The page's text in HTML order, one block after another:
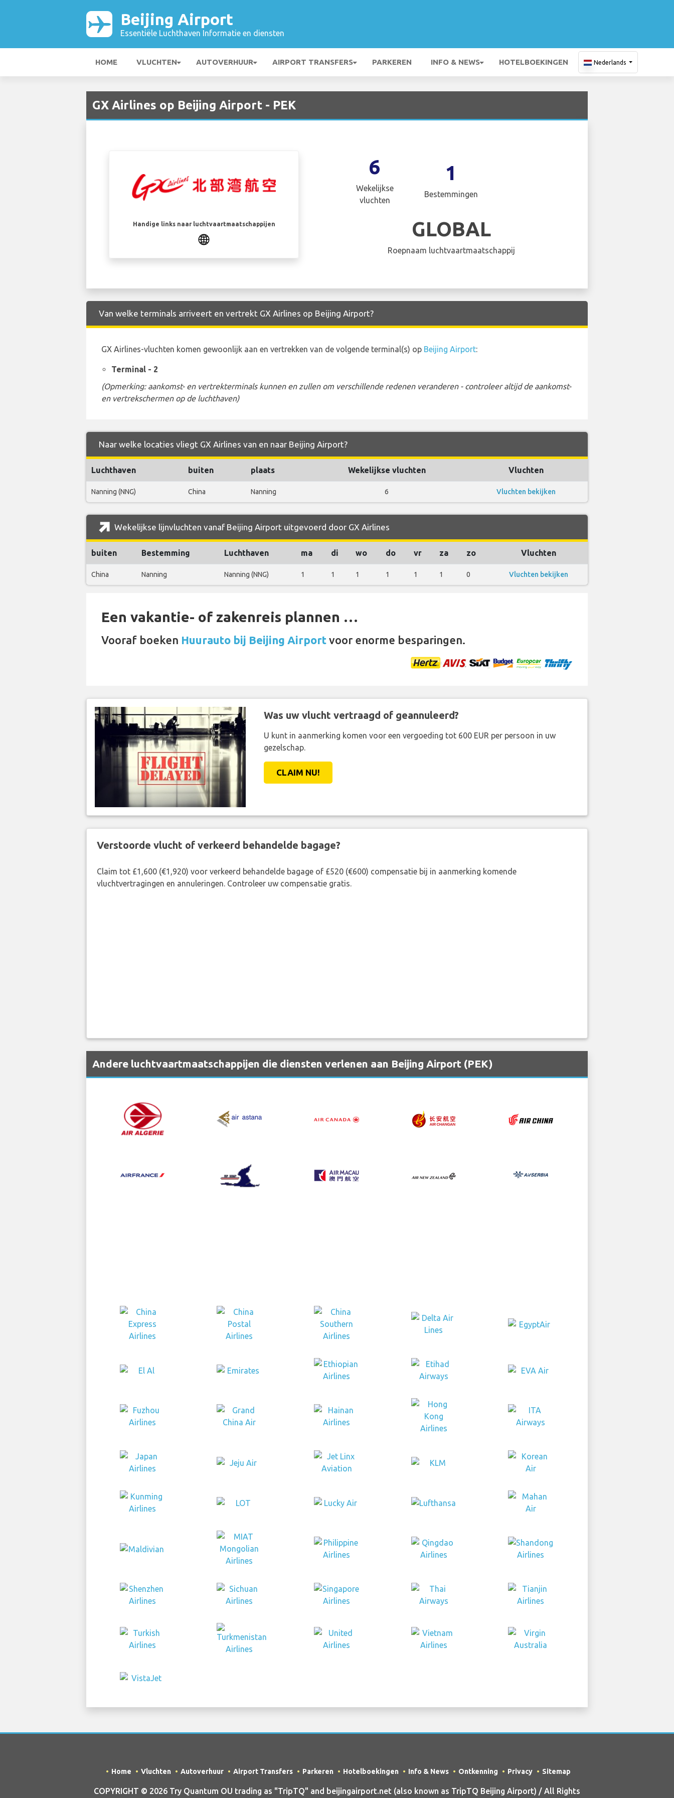
Beijing Airport
Essentiële Luchthaven Informatie en diensten
HOME VLUCHTEN AUTOVERHUUR AIRPORT TRANSFERS PARKEREN INFO & NEWS HOTELBOEKINGEN Nederlands
GX Airlines op Beijing Airport - PEK
Handige links naar luchtvaartmaatschappijen
6
Wekelijkse
vluchten
1
Bestemmingen
GLOBAL
Roepnaam luchtvaartmaatschappij
Van welke terminals arriveert en vertrekt GX Airlines op Beijing Airport?
GX Airlines-vluchten komen gewoonlijk aan en vertrekken van de volgende terminal(s) op Beijing Airport:
Terminal - 2
(Opmerking: aankomst- en vertrekterminals kunnen en zullen om verschillende redenen veranderen - controleer altijd de aankomst-
en vertrekschermen op de luchthaven)
Naar welke locaties vliegt GX Airlines van en naar Beijing Airport?
Luchthaven buiten plaats Wekelijkse vluchten Vluchten
Nanning (NNG) China Nanning 6 Vluchten bekijken
Wekelijkse lijnvluchten vanaf Beijing Airport uitgevoerd door GX Airlines
buiten Bestemming Luchthaven ma di wo do vr za zo Vluchten
China Nanning Nanning (NNG) 1 1 1 1 1 1 0 Vluchten bekijken
Een vakantie- of zakenreis plannen …
Vooraf boeken Huurauto bij Beijing Airport voor enorme besparingen.
Was uw vlucht vertraagd of geannuleerd?
U kunt in aanmerking komen voor een vergoeding tot 600 EUR per persoon in uw
gezelschap.
CLAIM NU!
Verstoorde vlucht of verkeerd behandelde bagage?
Claim tot £1,600 (€1,920) voor verkeerd behandelde bagage of £520 (€600) compensatie bij in aanmerking komende
vluchtvertragingen en annuleringen. Controleer uw compensatie gratis.
Andere luchtvaartmaatschappijen die diensten verlenen aan Beijing Airport (PEK)
Home Vluchten Autoverhuur Airport Transfers Parkeren Hotelboekingen Info & News Ontkenning Privacy Sitemap
COPYRIGHT © 2026 Try Quantum OU trading as "TripTQ" and beijingairport.net (also known as TripTQ Beijing Airport) / All Rights